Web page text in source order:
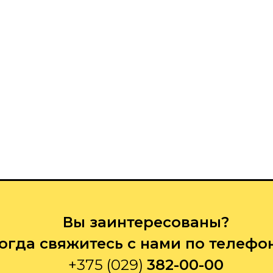
Вы заинтересованы?
свяжитесь с нами по
+375 (029) 382-00-00